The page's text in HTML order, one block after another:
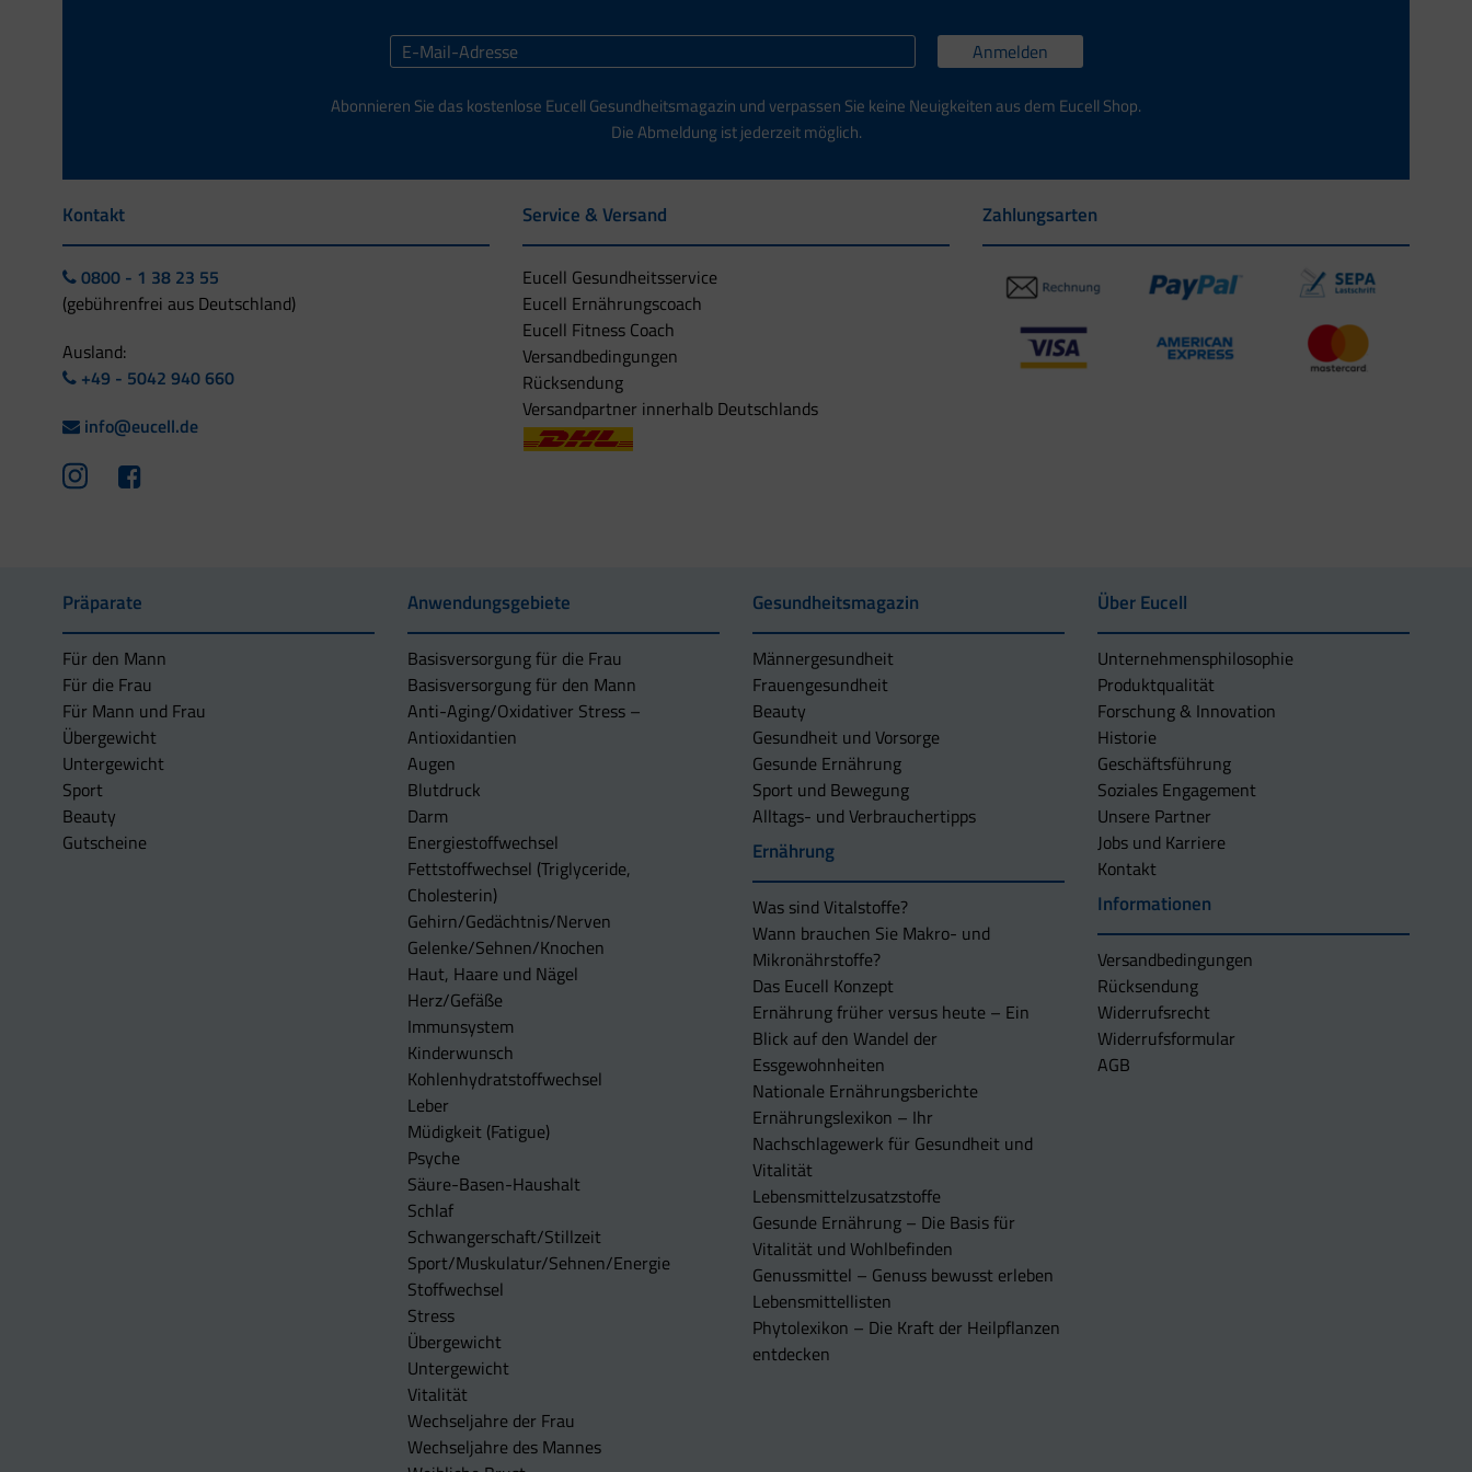
Anmelden
Abonnieren Sie das kostenlose Eucell Gesundheitsmagazin und verpassen Sie keine Neuigkeiten aus dem Eucell Shop.
Die Abmeldung ist jederzeit möglich.
Kontakt
0800 - 1 38 23 55
(gebührenfrei aus Deutschland)
Ausland:
+49 - 5042 940 660
info@eucell.de
Service & Versand
Eucell Gesundheitsservice
Eucell Ernährungscoach
Eucell Fitness Coach
Versandbedingungen
Rücksendung
Versandpartner innerhalb Deutschlands
Zahlungsarten
Präparate
Für den Mann
Für die Frau
Für Mann und Frau
Übergewicht
Untergewicht
Sport
Beauty
Gutscheine
Anwendungsgebiete
Basisversorgung für die Frau
Basisversorgung für den Mann
Anti-Aging/Oxidativer Stress –
Antioxidantien
Augen
Blutdruck
Darm
Energiestoffwechsel
Fettstoffwechsel (Triglyceride,
Cholesterin)
Gehirn/Gedächtnis/Nerven
Gelenke/Sehnen/Knochen
Haut, Haare und Nägel
Herz/Gefäße
Immunsystem
Kinderwunsch
Kohlenhydratstoffwechsel
Leber
Müdigkeit (Fatigue)
Psyche
Säure-Basen-Haushalt
Schlaf
Schwangerschaft/Stillzeit
Sport/Muskulatur/Sehnen/Energie
Stoffwechsel
Stress
Übergewicht
Untergewicht
Vitalität
Wechseljahre der Frau
Wechseljahre des Mannes
Gesundheitsmagazin
Männergesundheit
Frauengesundheit
Beauty
Gesundheit und Vorsorge
Gesunde Ernährung
Sport und Bewegung
Alltags- und Verbrauchertipps
Ernährung
Was sind Vitalstoffe?
Wann brauchen Sie Makro- und
Mikronährstoffe?
Das Eucell Konzept
Ernährung früher versus heute – Ein
Blick auf den Wandel der
Essgewohnheiten
Nationale Ernährungsberichte
Ernährungslexikon – Ihr
Nachschlagewerk für Gesundheit und
Vitalität
Lebensmittelzusatzstoffe
Gesunde Ernährung – Die Basis für
Vitalität und Wohlbefinden
Genussmittel – Genuss bewusst erleben
Lebensmittellisten
Phytolexikon – Die Kraft der Heilpflanzen
entdecken
Über Eucell
Unternehmens­philosophie
Produktqualität
Forschung & Innovation
Historie
Geschäftsführung
Soziales Engagement
Unsere Partner
Jobs und Karriere
Kontakt
Informationen
Versandbedingungen
Rücksendung
Widerrufsrecht
Widerrufsformular
AGB